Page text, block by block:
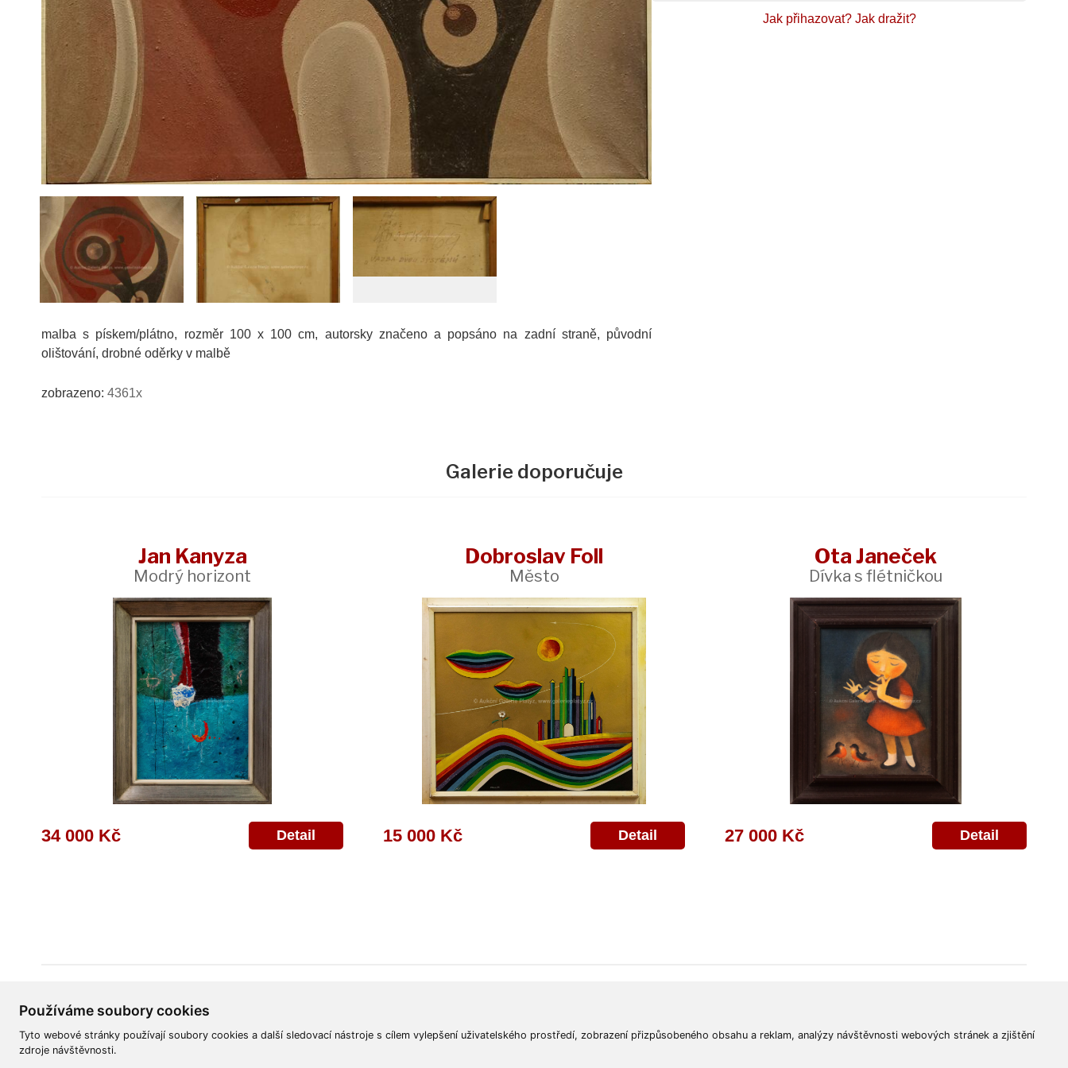
Používáme soubory cookies
Tyto webové stránky používají soubory cookies a další sledovací nástroje s cílem vylepšení uživatelského prostředí, zobrazení přizpůsobeného obsahu a reklam, analýzy návštěvnosti webových stránek a zjištění
zdroje návštěvnosti.
malba s pískem/plátno, rozměr 100 x 100 cm, autorsky značeno a popsáno na zadní straně, původní
olištování, drobné oděrky v malbě
zobrazeno: 4361x
Jak přihazovat? Jak dražit?
Galerie doporučuje
Jan Kanyza
Modrý horizont
34 000 Kč Detail
Dobroslav Foll
Město
15 000 Kč Detail
Ota Janeček
Dívka s flétničkou
27 000 Kč Detail